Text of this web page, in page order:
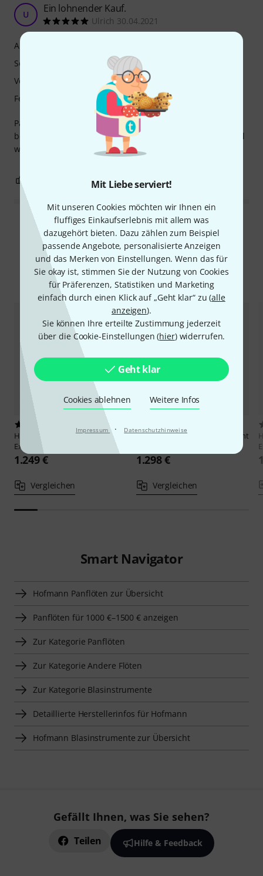
Mit Liebe serviert!
Mit unseren Cookies möchten wir Ihnen ein
fluffiges Einkaufserlebnis mit allem was
dazugehört bieten. Dazu zählen zum Beispiel
passende Angebote, personalisierte Anzeigen
und das Merken von Einstellungen. Wenn das für
Sie okay ist, stimmen Sie der Nutzung von Cookies
für Präferenzen, Statistiken und Marketing
einfach durch einen Klick auf „Geht klar“ zu (alle
anzeigen).
Sie können Ihre erteilte Zustimmung jederzeit
über die Cookie-Einstellungen (hier) widerrufen.
Geht klar
Cookies ablehnen Weitere Infos
Impressum · Datenschutzhinweise
U Ein lohnender Kauf.
Ulrich 30.04.2021
Panflöte, die durch leichte Ansprache und saubere Töne
besticht, und ihren nicht ganz geringen Preis auf jeden Fall
wert ist.
Ansprache
Sound
Verarbeitung
Features
BEWERTUNG MELDEN
Alle Bewertungen lesen
Alternativen vergleichen
Hofmann
Master Panpipe
Exclusive C1-C4
1.249 €
Vergleichen
HofmannMaster Panp. Excellent
1.298 €
Vergleichen
Smart Navigator
Hofmann Panflöten zur Übersicht
Panflöten für 1000 €–1500 € anzeigen
Zur Kategorie Panflöten
Zur Kategorie Andere Flöten
Zur Kategorie Blasinstrumente
Detaillierte Herstellerinfos für Hofmann
Hofmann Blasinstrumente zur Übersicht
Gefällt Ihnen, was Sie sehen?
Teilen Hilfe & Feedback